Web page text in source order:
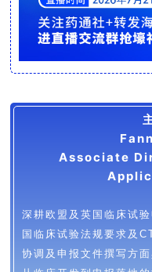
Associate
深耕欧盟及英国临床试
国临床试验法规要求及
协调及申报文件撰写方